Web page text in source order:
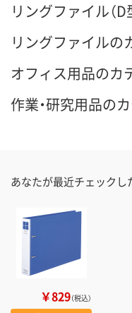
リングファイル（
リングファイルの
オフィス用品のカ
作業・研究用品の
あなたが最近チェックし
￥829（税込）